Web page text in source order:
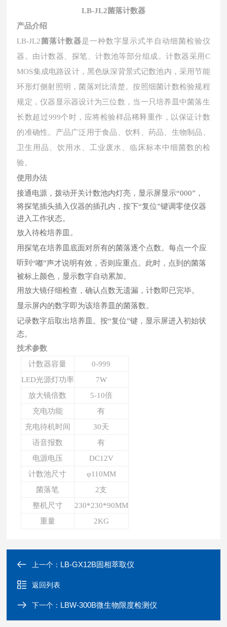
LB-JL2菌落计数器
产品介绍
LB-JL2菌落计数器是一种数字显示式半自动细菌检验仪
器。由计数器、探笔、计数池等部分组成。计数器采用C
MOS集成电路设计， 黑色纵深背景式记数池内，采用节能
环形灯侧射照明，菌落对比清楚。按照细菌计数检验规程
规定，仪器显示器设计为三位数，当一只培养皿中菌落生
长数超过999个时，应将检验样品稀释重作，以保证计数
的准确性。产品广泛用于食品、饮料、药品、生物制品、
卫生用品、饮用水、工业废水、临床标本中细菌数的检
验。
使用办法
接通电源，拨动开关计数池内灯亮，显示屏显示“000”，
将探笔插头插入仪器的插孔内，按下“复位”键调零使仪器
进入工作状态。
放入待检培养皿。
用探笔在培养皿底面对所有的菌落逐个点数。每点一个应
听到“嘟”声才说明有效，否则应重点。此时，点到的菌落
被标上颜色，显示数字自动累加。
用放大镜仔细检查，确认点数无遗漏，计数即已完毕。
显示屏内的数字即为该培养皿的菌落数。
记录数字后取出培养皿。按“复位”键，显示屏进入初始状
态。
技术参数
计数器容量
0-999
LED光源灯功率
7W
放大镜倍数
5-10倍
充电功能
有
充电待机时间
30天
语音报数
有
电源电压
DC12V
计数池尺寸
φ110MM
菌落笔
2支
整机尺寸
230*230*90MM
重量
2KG
上一个： LB-GX12B固相萃取仪
返回列表
下一个： LBW-300B微生物限度检测仪